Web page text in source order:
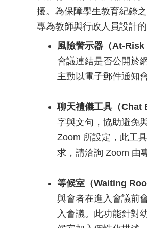
擾。為保障學生教育紀錄
專為教師與行政人員設計
風險警示器（At-
會議連結是否公開於
主動以電子郵件通知
聊天禮儀工具（Chat
字與文句，協助避免
Zoom 所設定，此工
求，請洽詢 Zoom 由
等候室（Waiting
與會者在進入會議前
入會議。此功能針對